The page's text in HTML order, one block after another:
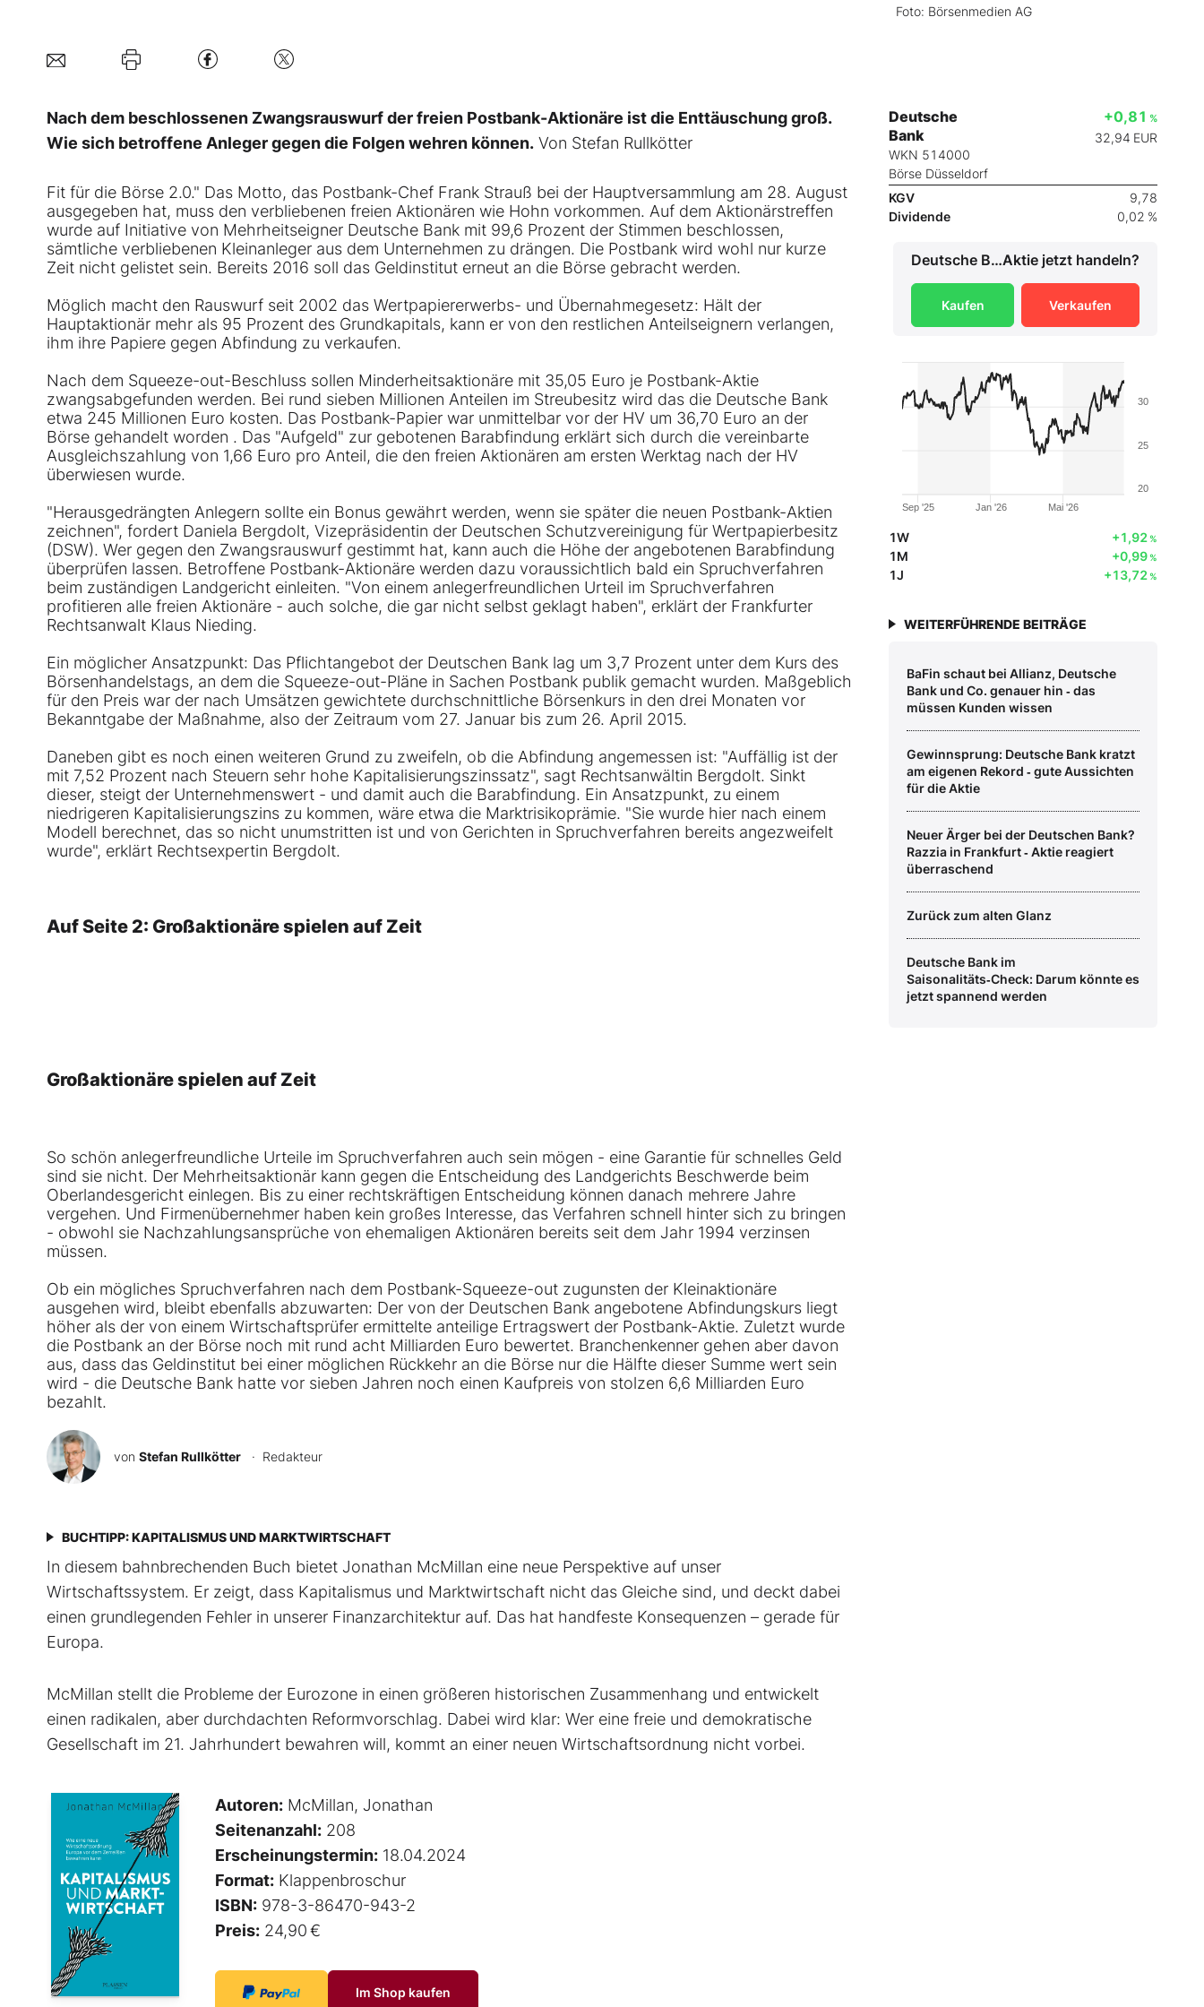
Foto: Börsenmedien AG
Nach dem beschlossenen Zwangsrauswurf der freien Postbank-Aktionäre ist die Enttäuschung groß.
Wie sich betroffene Anleger gegen die Folgen wehren können. Von Stefan Rullkötter
Fit für die Börse 2.0." Das Motto, das Postbank-Chef Frank Strauß bei der Hauptversammlung am 28. August
ausgegeben hat, muss den verbliebenen freien Aktionären wie Hohn vorkommen. Auf dem Aktionärstreffen
wurde auf Initiative von Mehrheitseigner Deutsche Bank mit 99,6 Prozent der Stimmen beschlossen,
sämtliche verbliebenen Kleinanleger aus dem Unternehmen zu drängen. Die Postbank wird wohl nur kurze
Zeit nicht gelistet sein. Bereits 2016 soll das Geldinstitut erneut an die Börse gebracht werden.
Möglich macht den Rauswurf seit 2002 das Wertpapiererwerbs- und Übernahmegesetz: Hält der
Hauptaktionär mehr als 95 Prozent des Grundkapitals, kann er von den restlichen Anteilseignern verlangen,
ihm ihre Papiere gegen Abfindung zu verkaufen.
Nach dem Squeeze-out-Beschluss sollen Minderheitsaktionäre mit 35,05 Euro je Postbank-Aktie
zwangsabgefunden werden. Bei rund sieben Millionen Anteilen im Streubesitz wird das die Deutsche Bank
etwa 245 Millionen Euro kosten. Das Postbank-Papier war unmittelbar vor der HV um 36,70 Euro an der
Börse gehandelt worden . Das "Aufgeld" zur gebotenen Barabfindung erklärt sich durch die vereinbarte
Ausgleichszahlung von 1,66 Euro pro Anteil, die den freien Aktionären am ersten Werktag nach der HV
überwiesen wurde.
"Herausgedrängten Anlegern sollte ein Bonus gewährt werden, wenn sie später die neuen Postbank-Aktien
zeichnen", fordert Daniela Bergdolt, Vizepräsidentin der Deutschen Schutzvereinigung für Wertpapierbesitz
(DSW). Wer gegen den Zwangsrauswurf gestimmt hat, kann auch die Höhe der angebotenen Barabfindung
überprüfen lassen. Betroffene Postbank-Aktionäre werden dazu voraussichtlich bald ein Spruchverfahren
beim zuständigen Landgericht einleiten. "Von einem anlegerfreundlichen Urteil im Spruchverfahren
profitieren alle freien Aktionäre - auch solche, die gar nicht selbst geklagt haben", erklärt der Frankfurter
Rechtsanwalt Klaus Nieding.
Ein möglicher Ansatzpunkt: Das Pflichtangebot der Deutschen Bank lag um 3,7 Prozent unter dem Kurs des
Börsenhandelstags, an dem die Squeeze-out-Pläne in Sachen Postbank publik gemacht wurden. Maßgeblich
für den Preis war der nach Umsätzen gewichtete durchschnittliche Börsenkurs in den drei Monaten vor
Bekanntgabe der Maßnahme, also der Zeitraum vom 27. Januar bis zum 26. April 2015.
Daneben gibt es noch einen weiteren Grund zu zweifeln, ob die Abfindung angemessen ist: "Auffällig ist der
mit 7,52 Prozent nach Steuern sehr hohe Kapitalisierungszinssatz", sagt Rechtsanwältin Bergdolt. Sinkt
dieser, steigt der Unternehmenswert - und damit auch die Barabfindung. Ein Ansatzpunkt, zu einem
niedrigeren Kapitalisierungszins zu kommen, wäre etwa die Marktrisikoprämie. "Sie wurde hier nach einem
Modell berechnet, das so nicht unumstritten ist und von Gerichten in Spruchverfahren bereits angezweifelt
wurde", erklärt Rechtsexpertin Bergdolt.
Auf Seite 2: Großaktionäre spielen auf Zeit
Großaktionäre spielen auf Zeit
So schön anlegerfreundliche Urteile im Spruchverfahren auch sein mögen - eine Garantie für schnelles Geld
sind sie nicht. Der Mehrheitsaktionär kann gegen die Entscheidung des Landgerichts Beschwerde beim
Oberlandesgericht einlegen. Bis zu einer rechtskräftigen Entscheidung können danach mehrere Jahre
vergehen. Und Firmenübernehmer haben kein großes Interesse, das Verfahren schnell hinter sich zu bringen
- obwohl sie Nachzahlungsansprüche von ehemaligen Aktionären bereits seit dem Jahr 1994 verzinsen
müssen.
Ob ein mögliches Spruchverfahren nach dem Postbank-Squeeze-out zugunsten der Kleinaktionäre
ausgehen wird, bleibt ebenfalls abzuwarten: Der von der Deutschen Bank angebotene Abfindungskurs liegt
höher als der von einem Wirtschaftsprüfer ermittelte anteilige Ertragswert der Postbank-Aktie. Zuletzt wurde
die Postbank an der Börse noch mit rund acht Milliarden Euro bewertet. Branchenkenner gehen aber davon
aus, dass das Geldinstitut bei einer möglichen Rückkehr an die Börse nur die Hälfte dieser Summe wert sein
wird - die Deutsche Bank hatte vor sieben Jahren noch einen Kaufpreis von stolzen 6,6 Milliarden Euro
bezahlt.
von Stefan Rullkötter · Redakteur
BUCHTIPP: KAPITALISMUS UND MARKTWIRTSCHAFT
In diesem bahnbrechenden Buch bietet Jonathan McMillan eine neue Perspektive auf unser
Wirtschaftssystem. Er zeigt, dass Kapitalismus und Marktwirtschaft nicht das Gleiche sind, und deckt dabei
einen grundlegenden Fehler in unserer Finanzarchitektur auf. Das hat handfeste Konsequenzen – gerade für
Europa.
McMillan stellt die Probleme der Eurozone in einen größeren historischen Zusammenhang und entwickelt
einen radikalen, aber durchdachten Reformvorschlag. Dabei wird klar: Wer eine freie und demokratische
Gesellschaft im 21. Jahrhundert bewahren will, kommt an einer neuen Wirtschaftsordnung nicht vorbei.
Autoren: McMillan, Jonathan
Seitenanzahl: 208
Erscheinungstermin: 18.04.2024
Format: Klappenbroschur
ISBN: 978-3-86470-943-2
Preis: 24,90 €
Im Shop kaufen
Deutsche
Bank
WKN 514000
Börse Düsseldorf
+0,81 %
32,94 EUR
KGV
9,78
Dividende
0,02 %
Deutsche BankAktie jetzt handeln?
Kaufen Verkaufen
Jan '26
Sep '25 Mai '26
20
25
30
1W +1,92%
1M +0,99%
1J +13,72%
WEITERFÜHRENDE BEITRÄGE
BaFin schaut bei Allianz, Deutsche
Bank und Co. genauer hin ‑ das
müssen Kunden wissen
Gewinnsprung: Deutsche Bank kratzt
am eigenen Rekord ‑ gute Aussichten
für die Aktie
Neuer Ärger bei der Deutschen Bank?
Razzia in Frankfurt ‑ Aktie reagiert
überraschend
Zurück zum alten Glanz
Deutsche Bank im
Saisonalitäts‑Check: Darum könnte es
jetzt spannend werden